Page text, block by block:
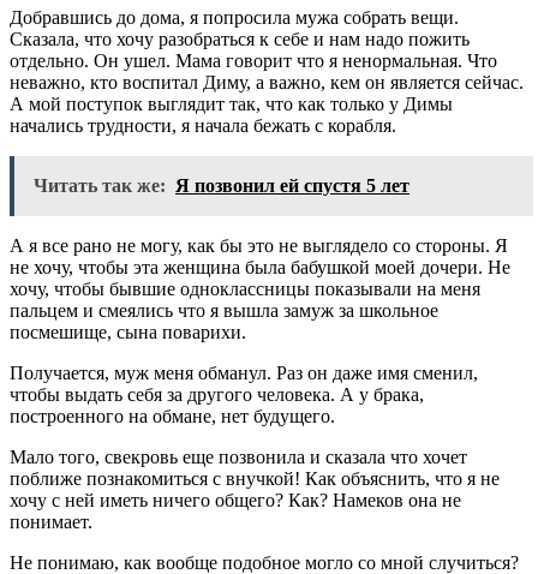
Добравшись до дома, я попросила мужа собрать вещи.
Сказала, что хочу разобраться к себе и нам надо пожить
отдельно. Он ушел. Мама говорит что я ненормальная. Что
неважно, кто воспитал Диму, а важно, кем он является сейчас.
А мой поступок выглядит так, что как только у Димы
начались трудности, я начала бежать с корабля.
Читать так же: Я позвонил ей спустя 5 лет
А я все рано не могу, как бы это не выглядело со стороны. Я
не хочу, чтобы эта женщина была бабушкой моей дочери. Не
хочу, чтобы бывшие одноклассницы показывали на меня
пальцем и смеялись что я вышла замуж за школьное
посмешище, сына поварихи.
Получается, муж меня обманул. Раз он даже имя сменил,
чтобы выдать себя за другого человека. А у брака,
построенного на обмане, нет будущего.
Мало того, свекровь еще позвонила и сказала что хочет
поближе познакомиться с внучкой! Как объяснить, что я не
хочу с ней иметь ничего общего? Как? Намеков она не
понимает.
Не понимаю, как вообще подобное могло со мной случиться?